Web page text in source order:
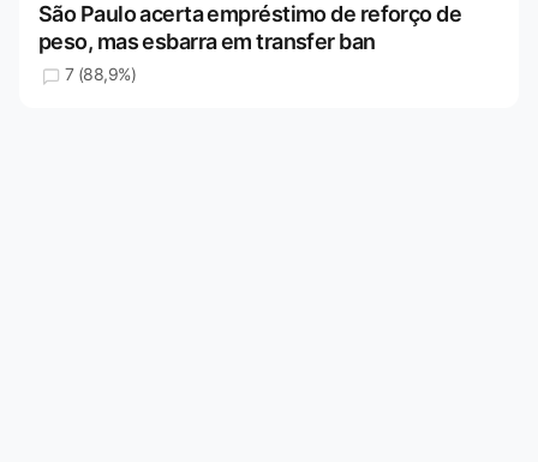
São Paulo acerta empréstimo de reforço de
peso, mas esbarra em transfer ban
7 (88,9%)